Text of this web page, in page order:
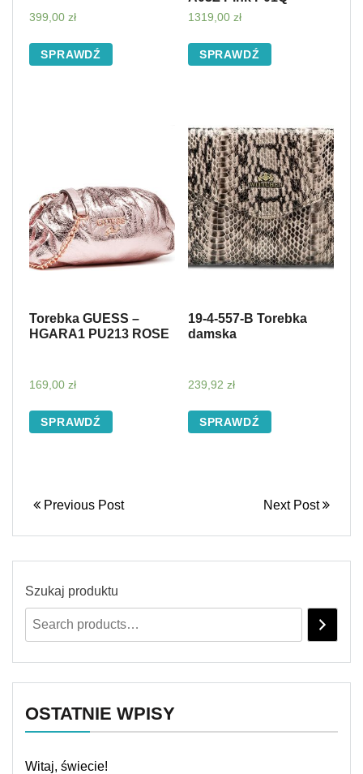
399,00 zł
SPRAWDŹ
1319,00 zł
SPRAWDŹ
Torebka GUESS –
HGARA1 PU213 ROSE
169,00 zł
SPRAWDŹ
19-4-557-B Torebka
damska
239,92 zł
SPRAWDŹ
Previous Post Next Post
Szukaj produktu
OSTATNIE WPISY
Witaj, świecie!